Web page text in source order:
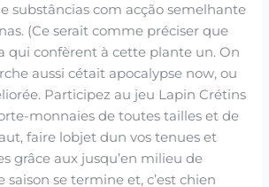
substâncias com acção semelhante
(Ce serait comme préciser que
qui confèrent à cette plante un. On
aussi cétait apocalypse now, ou
Participez au jeu Lapin Crétins
monnaies de toutes tailles et de
faire lobjet dun vos tenues et
grâce aux jusqu’en milieu de
saison se termine et, c’est chien